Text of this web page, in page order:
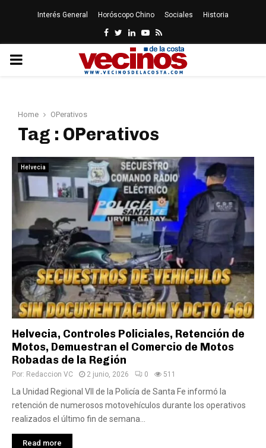
Interés General Horóscopo Chino Sociales Historia
Facebook
Twitter
LinkedinYoutube
Rss
PRIMARY
Home OPerativos
Tag : OPerativos
Helvecia
Helvecia, Controles Policiales, Retención de
Motos, Demuestran el Comercio de Motos
Robadas de la Región
Por: Redaccion VC 2 junio, 2026 0 511
La Unidad Regional VII de la Policía de Santa Fe informó la
retención de numerosos motovehículos durante los operativos
realizados el último fin de semana...
Read more